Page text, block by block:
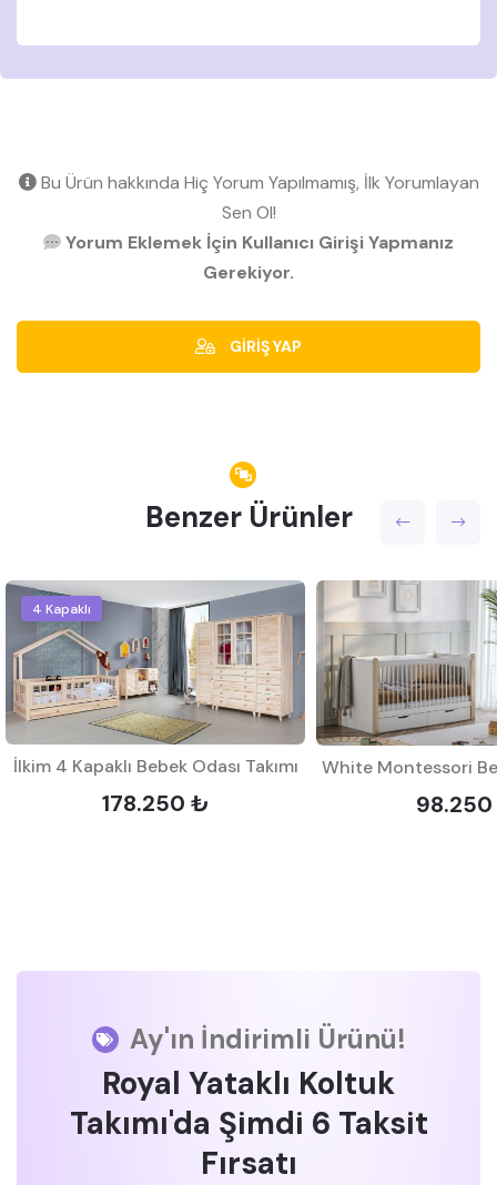
Bu Ürün hakkında Hiç Yorum Yapılmamış, İlk Yorumlayan
Sen Ol!
Yorum Eklemek İçin Kullanıcı Girişi Yapmanız
Gerekiyor.
GİRİŞ YAP
Benzer Ürünler
4 Kapaklı
İlkim 4 Kapaklı Bebek Odası Takımı
178.250 ₺
Ay'ın İndirimli Ürünü!
Royal Yataklı Koltuk
Takımı'da Şimdi 6 Taksit
Fırsatı